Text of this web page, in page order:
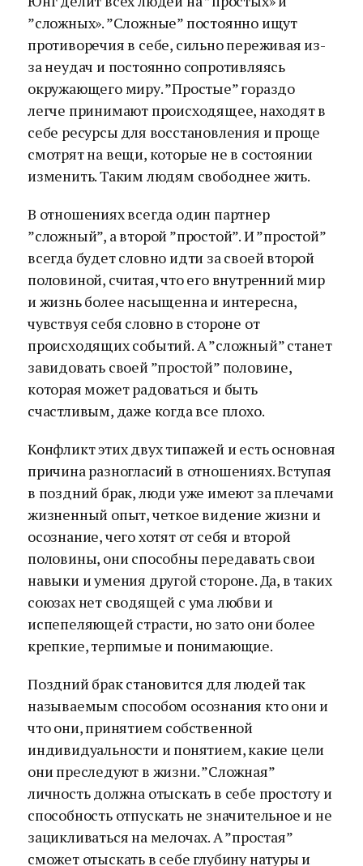
”сложных». ”Сложные” постоянно ищут
противоречия в себе, сильно переживая из-
за неудач и постоянно сопротивляясь
окружающего миру. ”Простые” гораздо
легче принимают происходящее, находят в
себе ресурсы для восстановления и проще
смотрят на вещи, которые не в состоянии
изменить. Таким людям свободнее жить.
В отношениях всегда один партнер
”сложный”, а второй ”простой”. И ”простой”
всегда будет словно идти за своей второй
половиной, считая, что его внутренний мир
и жизнь более насыщенна и интересна,
чувствуя себя словно в стороне от
происходящих событий. А ”сложный” станет
завидовать своей ”простой” половине,
которая может радоваться и быть
счастливым, даже когда все плохо.
Конфликт этих двух типажей и есть основная
причина разногласий в отношениях. Вступая
в поздний брак, люди уже имеют за плечами
жизненный опыт, четкое видение жизни и
осознание, чего хотят от себя и второй
половины, они способны передавать свои
навыки и умения другой стороне. Да, в таких
союзах нет сводящей с ума любви и
испепеляющей страсти, но зато они более
крепкие, терпимые и понимающие.
Поздний брак становится для людей так
называемым способом осознания кто они и
что они, принятием собственной
индивидуальности и понятием, какие цели
они преследуют в жизни. ”Сложная”
личность должна отыскать в себе простоту и
способность отпускать не значительное и не
зацикливаться на мелочах. А ”простая”
сможет отыскать в себе глубину натуры и